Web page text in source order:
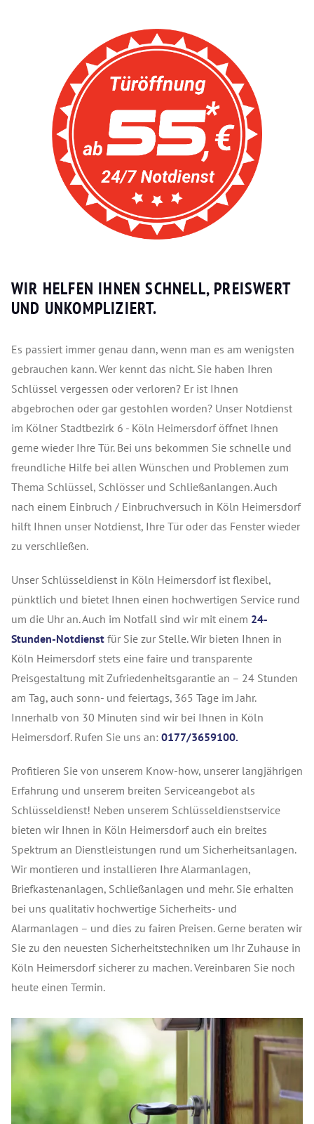
WIR HELFEN IHNEN SCHNELL, PREISWERT
UND UNKOMPLIZIERT.
Es passiert immer genau dann, wenn man es am wenigsten
gebrauchen kann. Wer kennt das nicht. Sie haben Ihren
Schlüssel vergessen oder verloren? Er ist Ihnen
abgebrochen oder gar gestohlen worden? Unser Notdienst
im Kölner Stadtbezirk 6 - Köln Heimersdorf öffnet Ihnen
gerne wieder Ihre Tür. Bei uns bekommen Sie schnelle und
freundliche Hilfe bei allen Wünschen und Problemen zum
Thema Schlüssel, Schlösser und Schließanlangen. Auch
nach einem Einbruch / Einbruchversuch in Köln Heimersdorf
hilft Ihnen unser Notdienst, Ihre Tür oder das Fenster wieder
zu verschließen.
Unser Schlüsseldienst in Köln Heimersdorf ist flexibel,
pünktlich und bietet Ihnen einen hochwertigen Service rund
um die Uhr an. Auch im Notfall sind wir mit einem 24-
Stunden-Notdienst für Sie zur Stelle. Wir bieten Ihnen in
Köln Heimersdorf stets eine faire und transparente
Preisgestaltung mit Zufriedenheitsgarantie an – 24 Stunden
am Tag, auch sonn- und feiertags, 365 Tage im Jahr.
Innerhalb von 30 Minuten sind wir bei Ihnen in Köln
Heimersdorf. Rufen Sie uns an: 0177/3659100.
Profitieren Sie von unserem Know-how, unserer langjährigen
Erfahrung und unserem breiten Serviceangebot als
Schlüsseldienst! Neben unserem Schlüsseldienstservice
bieten wir Ihnen in Köln Heimersdorf auch ein breites
Spektrum an Dienstleistungen rund um Sicherheitsanlagen.
Wir montieren und installieren Ihre Alarmanlagen,
Briefkastenanlagen, Schließanlagen und mehr. Sie erhalten
bei uns qualitativ hochwertige Sicherheits- und
Alarmanlagen – und dies zu fairen Preisen. Gerne beraten wir
Sie zu den neuesten Sicherheitstechniken um Ihr Zuhause in
Köln Heimersdorf sicherer zu machen. Vereinbaren Sie noch
heute einen Termin.